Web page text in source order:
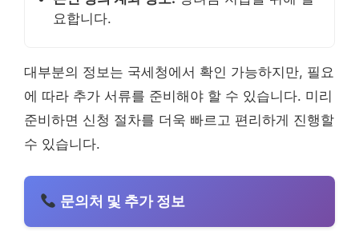
요합니다.
대부분의 정보는 국세청에서 확인 가능하지만, 필요
에 따라 추가 서류를 준비해야 할 수 있습니다. 미리
준비하면 신청 절차를 더욱 빠르고 편리하게 진행할
수 있습니다.
문의처 및 추가 정보